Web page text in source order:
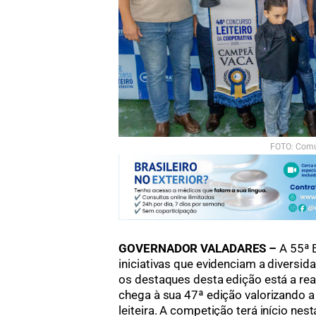
FOTO:
GOVERNADOR VALADARES –A 55ª
iniciativas que evidenciam a
os destaques desta edição está a
chega à sua 47ª edição valorizando
leiteira. A competição terá início